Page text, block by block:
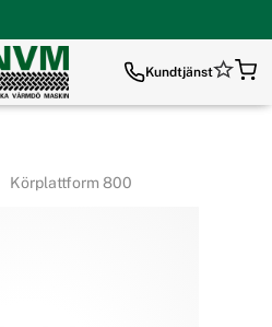
Kundtjänst
Körplattform 800